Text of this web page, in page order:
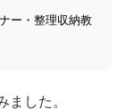
ー・整理収納教
ました。